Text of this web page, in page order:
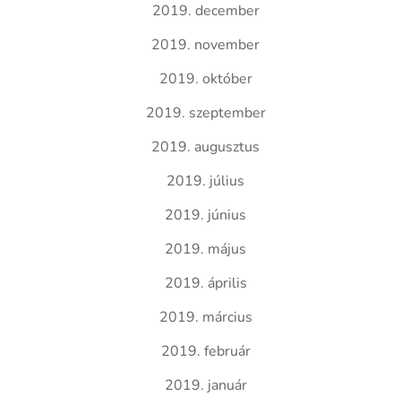
2019. december
2019. november
2019. október
2019. szeptember
2019. augusztus
2019. július
2019. június
2019. május
2019. április
2019. március
2019. február
2019. január